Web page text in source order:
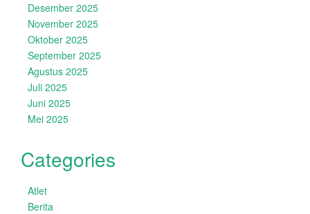
Desember 2025
November 2025
Oktober 2025
September 2025
Agustus 2025
Juli 2025
Juni 2025
Mei 2025
Categories
Atlet
Berita